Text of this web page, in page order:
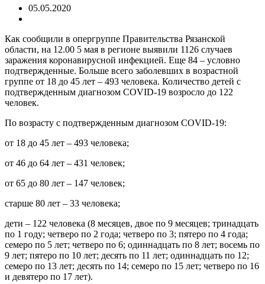
05.05.2020
Как сообщили в опергруппе Правительства Рязанской
области, на 12.00 5 мая в регионе выявили 1126 случаев
заражения коронавирусной инфекцией. Еще 84 – условно
подтвержденные. Больше всего заболевших в возрастной
группе от 18 до 45 лет – 493 человека. Количество детей с
подтвержденным диагнозом COVID-19 возросло до 122
человек.
По возрасту с подтвержденным диагнозом COVID-19:
от 18 до 45 лет – 493 человека;
от 46 до 64 лет – 431 человек;
от 65 до 80 лет – 147 человек;
старше 80 лет – 33 человека;
дети – 122 человека (8 месяцев, двое по 9 месяцев; тринадцать
по 1 году; четверо по 2 года; четверо по 3; пятеро по 4 года;
семеро по 5 лет; четверо по 6; одиннадцать по 8 лет; восемь по
9 лет; пятеро по 10 лет; десять по 11 лет; одиннадцать по 12;
семеро по 13 лет; десять по 14; семеро по 15 лет; четверо по 16
и девятеро по 17 лет).